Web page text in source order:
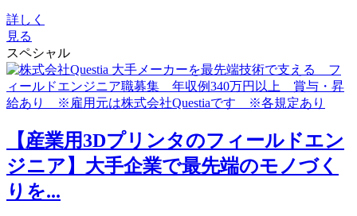
詳しく
見る
スペシャル
【産業用3Dプリンタのフィールドエン
ジニア】大手企業で最先端のモノづく
りを...